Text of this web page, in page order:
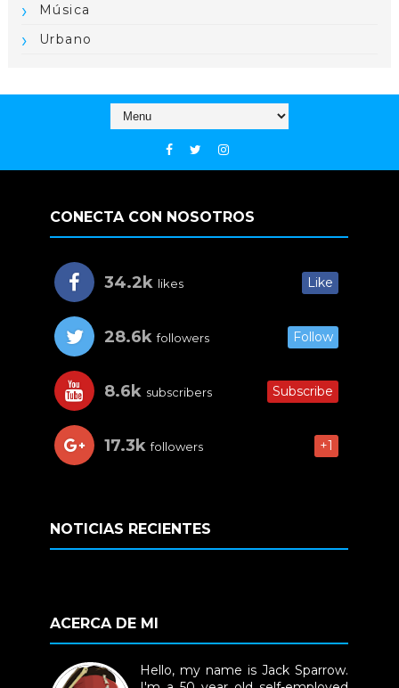
Música
Urbano
CONECTA CON NOSOTROS
34.2k likes Like
28.6k followers Follow
8.6k subscribers Subscribe
17.3k followers +1
NOTICIAS RECIENTES
ACERCA DE MI
Hello, my name is Jack Sparrow.